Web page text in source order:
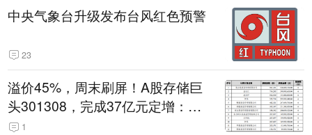
中央气象台升级发布台风红色预警
23
溢价45%，周末刷屏！A股存储巨
头301308，完成37亿元定增：现
价386.6元，定增价560元
1